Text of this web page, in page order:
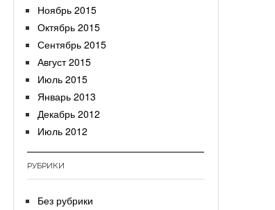
Ноябрь 2015
Октябрь 2015
Сентябрь 2015
Август 2015
Июль 2015
Январь 2013
Декабрь 2012
Июль 2012
РУБРИКИ
Без рубрики